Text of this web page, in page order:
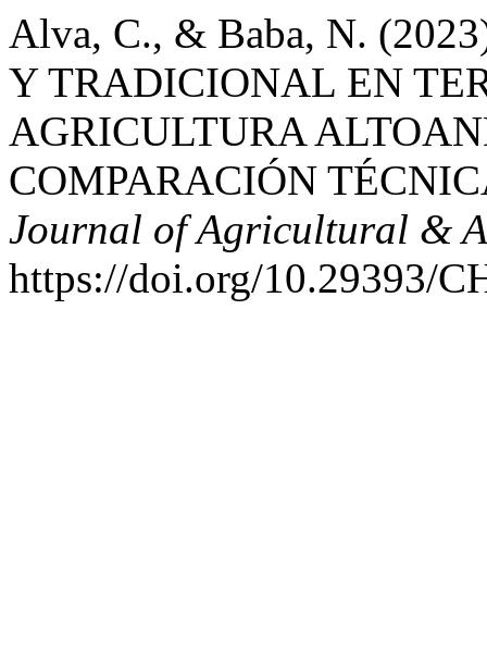
Alva, C., & Baba, N.
Y TRADICIONAL EN
AGRICULTURA
COMPARACIÓN
Journal of Agricultural &
https://doi.org/10.29393/